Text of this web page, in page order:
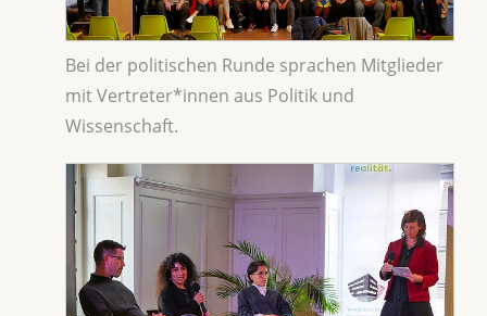
Bei der politischen Runde sprachen Mitglieder
mit Vertreter*innen aus Politik und
Wissenschaft.